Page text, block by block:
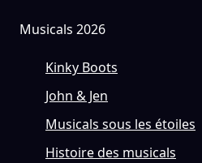
Musicals 2026
Kinky Boots
John & Jen
Musicals sous les étoiles
Histoire des musicals